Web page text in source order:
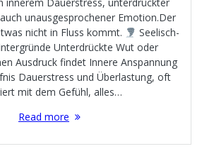
innerem Dauerstress, unterdrückter
unausgesprochener Emotion.Der
nicht in Fluss kommt.
Seelisch-
Unterdrückte Wut oder
Ausdruck findet Innere Anspannung
Dauerstress und Überlastung, oft
mit dem Gefühl, alles…
Read more